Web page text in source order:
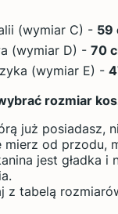
(wymiar C) - 59
(wymiar D) - 70
(wymiar E) -
rozmiar
już posiadasz,
mierz od przodu,
jest gładka i
z tabelą